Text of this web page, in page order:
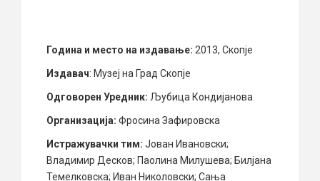
Година и место на издавање: 2013, Скопје
Издавач: Музеј на Град Скопје
Одговорен Уредник: Љубица Кондијанова
Организација: Фросина Зафировска
Истражувачки тим: Јован Ивановски;
Владимир Десков; Паолина Милушева; Билјана
Темелковска; Иван Николовски; Сања